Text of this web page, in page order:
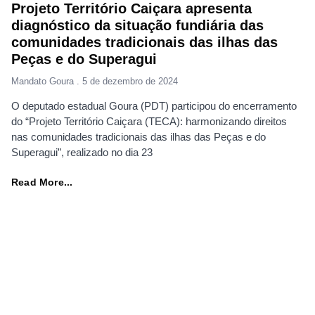
Projeto Território Caiçara apresenta
diagnóstico da situação fundiária das
comunidades tradicionais das ilhas das
Peças e do Superagui
Mandato Goura 5 de dezembro de 2024
O deputado estadual Goura (PDT) participou do encerramento
do “Projeto Território Caiçara (TECA): harmonizando direitos
nas comunidades tradicionais das ilhas das Peças e do
Superagui”, realizado no dia 23
Read More...